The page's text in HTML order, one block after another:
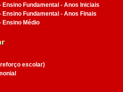
Fundamental - Anos Iniciais
Fundamental - Anos Finais
Ensino Médio
escolar)